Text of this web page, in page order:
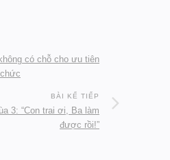
có chỗ cho ưu tiên
BÀI KẾ TIẾP
3: “Con trai ơi, Ba làm
được rồi!”